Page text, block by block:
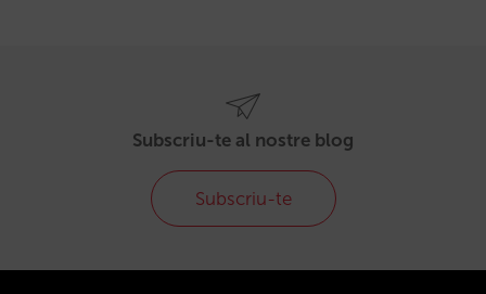
Subscriu-te al nostre blog
Subscriu-te